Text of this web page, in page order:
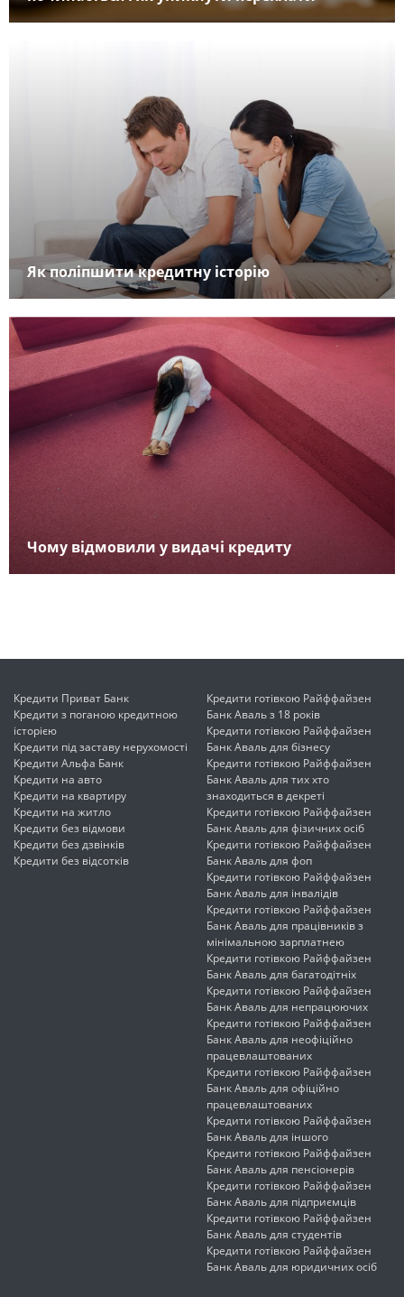
Як поліпшити кредитну історію
Чому відмовили у видачі кредиту
Кредити Приват Банк
Кредити з поганою кредитною
історією
Кредити під заставу нерухомості
Кредити Альфа Банк
Кредити на авто
Кредити на квартиру
Кредити на житло
Кредити без відмови
Кредити без дзвінків
Кредити без відсотків
Кредити готівкою Райффайзен
Банк Аваль з 18 років
Кредити готівкою Райффайзен
Банк Аваль для бізнесу
Кредити готівкою Райффайзен
Банк Аваль для тих хто
знаходиться в декреті
Кредити готівкою Райффайзен
Банк Аваль для фізичних осіб
Кредити готівкою Райффайзен
Банк Аваль для фоп
Кредити готівкою Райффайзен
Банк Аваль для інвалідів
Кредити готівкою Райффайзен
Банк Аваль для працівників з
мінімальною зарплатнею
Кредити готівкою Райффайзен
Банк Аваль для багатодітніх
Кредити готівкою Райффайзен
Банк Аваль для непрацюючих
Кредити готівкою Райффайзен
Банк Аваль для неофіційно
працевлаштованих
Кредити готівкою Райффайзен
Банк Аваль для офіційно
працевлаштованих
Кредити готівкою Райффайзен
Банк Аваль для іншого
Кредити готівкою Райффайзен
Банк Аваль для пенсіонерів
Кредити готівкою Райффайзен
Банк Аваль для підприємців
Кредити готівкою Райффайзен
Банк Аваль для студентів
Кредити готівкою Райффайзен
Банк Аваль для юридичних осіб